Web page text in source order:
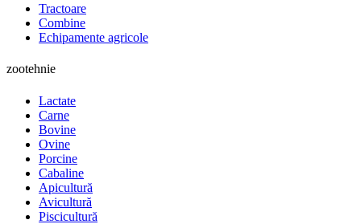
Tractoare
Combine
Echipamente agricole
zootehnie
Lactate
Carne
Bovine
Ovine
Porcine
Cabaline
Apicultură
Avicultură
Piscicultură